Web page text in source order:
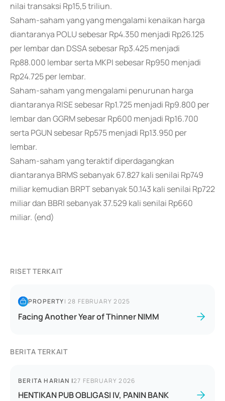
nilai transaksi Rp15,5 triliun.
Saham-saham yang yang mengalami kenaikan harga
diantaranya POLU sebesar Rp4.350 menjadi Rp26.125
per lembar dan DSSA sebesar Rp3.425 menjadi
Rp88.000 lembar serta MKPI sebesar Rp950 menjadi
Rp24.725 per lembar.
Saham-saham yang mengalami penurunan harga
diantaranya RISE sebesar Rp1.725 menjadi Rp9.800 per
lembar dan GGRM sebesar Rp600 menjadi Rp16.700
serta PGUN sebesar Rp575 menjadi Rp13.950 per
lembar.
Saham-saham yang teraktif diperdagangkan
diantaranya BRMS sebanyak 67.827 kali senilai Rp749
miliar kemudian BRPT sebanyak 50.143 kali senilai Rp722
miliar dan BBRI sebanyak 37.529 kali senilai Rp660
miliar. (end)
RISET TERKAIT
PROPERTY|28 FEBRUARY 2025
Facing Another Year of Thinner NIMM
BERITA TERKAIT
BERITA HARIAN |27 FEBRUARY 2026
HENTIKAN PUB OBLIGASI IV, PANIN BANK